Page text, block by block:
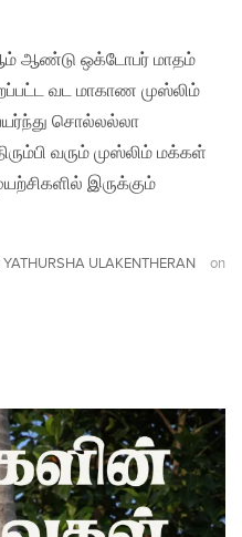
ஆண்டு ஒக்டோபர் மாதம்
வட மாகாண முஸ்லிம்
சொல்லல்லா
வரும் முஸ்லிம் மக்கள்
இருக்கும்
ULAKENTHERAN
on